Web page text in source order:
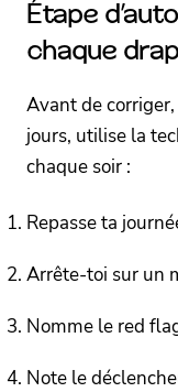
Étape
chaque
Avant de
jours, utilise la
chaque soir :
Repasse ta
Arrête-toi sur un
Nom­me le red
Note le